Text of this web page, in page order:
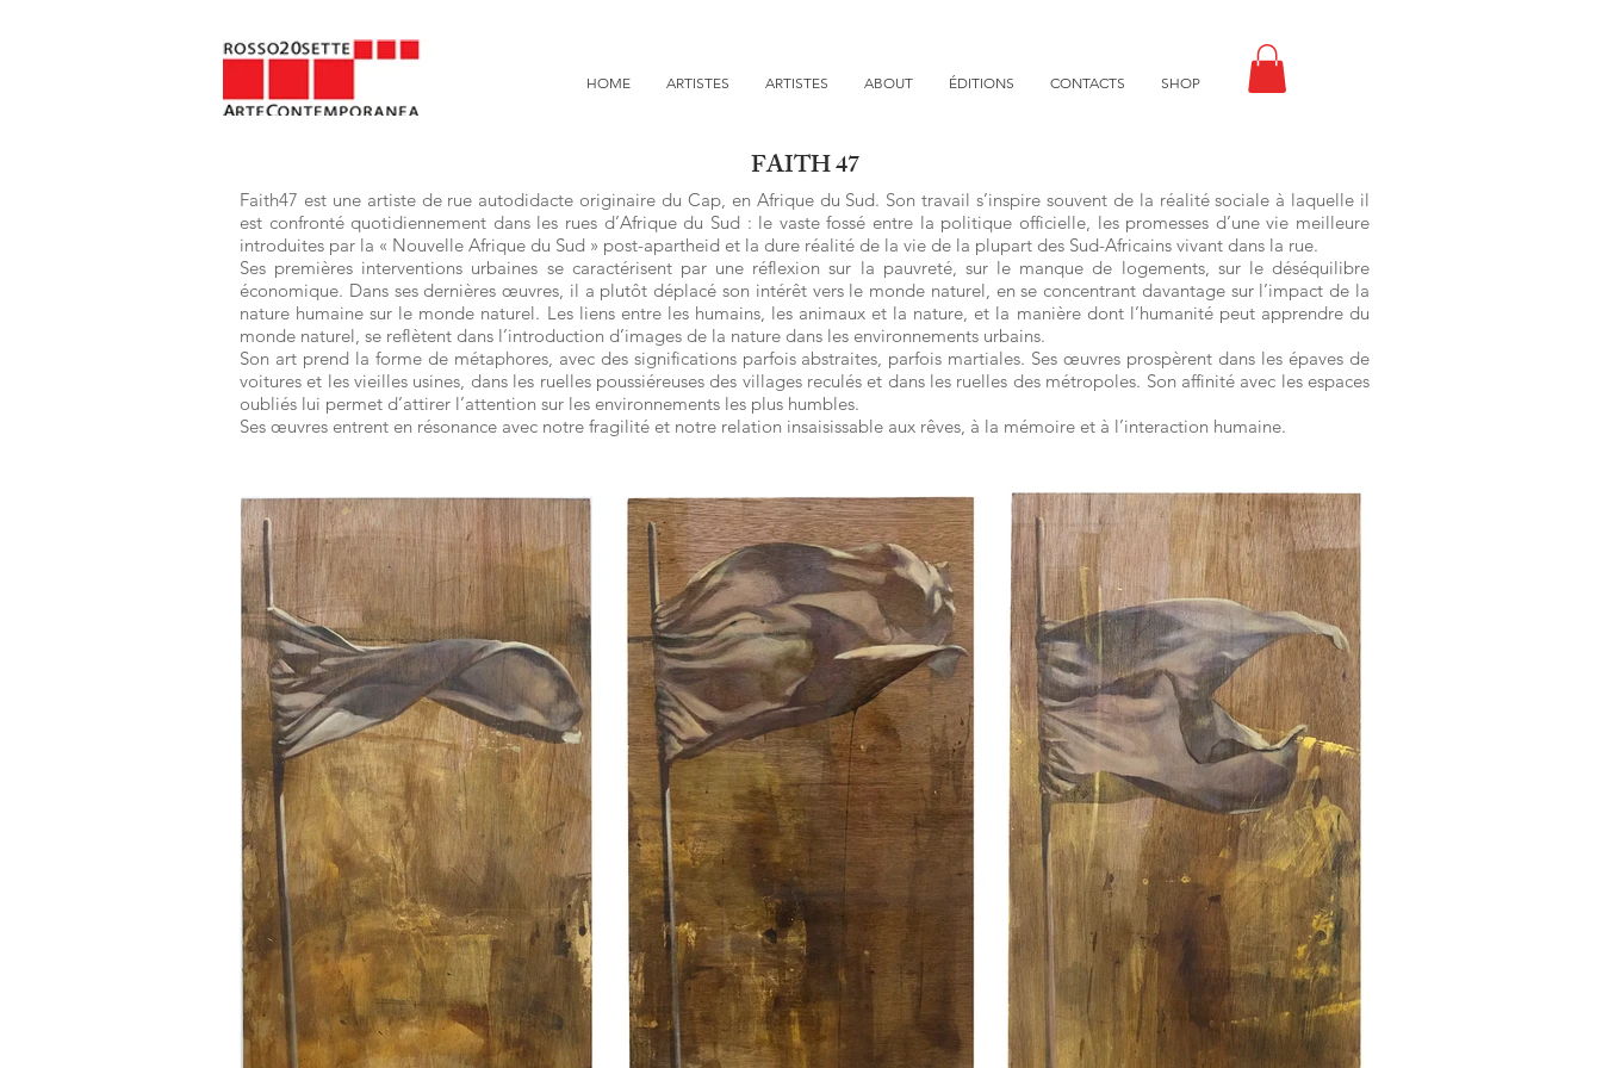
HOME ARTISTES ARTISTES ABOUT ÉDITIONS CONTACTS SHOP
FAITH 47
Faith47 est une artiste de rue autodidacte originaire du Cap, en Afrique du Sud. Son travail s’inspire souvent de la réalité sociale à laquelle il
est confronté quotidiennement dans les rues d’Afrique du Sud : le vaste fossé entre la politique officielle, les promesses d’une vie meilleure
introduites par la « Nouvelle Afrique du Sud » post-apartheid et la dure réalité de la vie de la plupart des Sud-Africains vivant dans la rue.
Ses premières interventions urbaines se caractérisent par une réflexion sur la pauvreté, sur le manque de logements, sur le déséquilibre
économique. Dans ses dernières œuvres, il a plutôt déplacé son intérêt vers le monde naturel, en se concentrant davantage sur l’impact de la
nature humaine sur le monde naturel. Les liens entre les humains, les animaux et la nature, et la manière dont l’humanité peut apprendre du
monde naturel, se reflètent dans l’introduction d’images de la nature dans les environnements urbains.
Son art prend la forme de métaphores, avec des significations parfois abstraites, parfois martiales. Ses œuvres prospèrent dans les épaves de
voitures et les vieilles usines, dans les ruelles poussiéreuses des villages reculés et dans les ruelles des métropoles. Son affinité avec les espaces
oubliés lui permet d’attirer l’attention sur les environnements les plus humbles.
Ses œuvres entrent en résonance avec notre fragilité et notre relation insaisissable aux rêves, à la mémoire et à l’interaction humaine.